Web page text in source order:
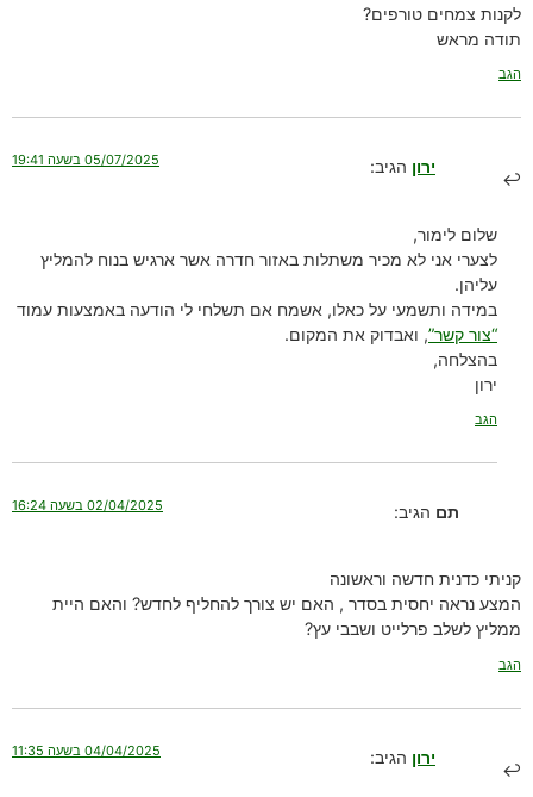
לקנות צמחים טורפים?
תודה מראש
הגב
ירון הגיב: 05/07/2025 בשעה 19:41
שלום לימור,
לצערי אני לא מכיר משתלות באזור חדרה אשר ארגיש בנוח להמליץ
עליהן.
במידה ותשמעי על כאלו, אשמח אם תשלחי לי הודעה באמצעות עמוד
“צור קשר”, ואבדוק את המקום.
בהצלחה,
ירון
הגב
תם הגיב: 02/04/2025 בשעה 16:24
קניתי כדנית חדשה וראשונה
המצע נראה יחסית בסדר , האם יש צורך להחליף לחדש? והאם היית
ממליץ לשלב פרלייט ושבבי עץ?
הגב
ירון הגיב: 04/04/2025 בשעה 11:35